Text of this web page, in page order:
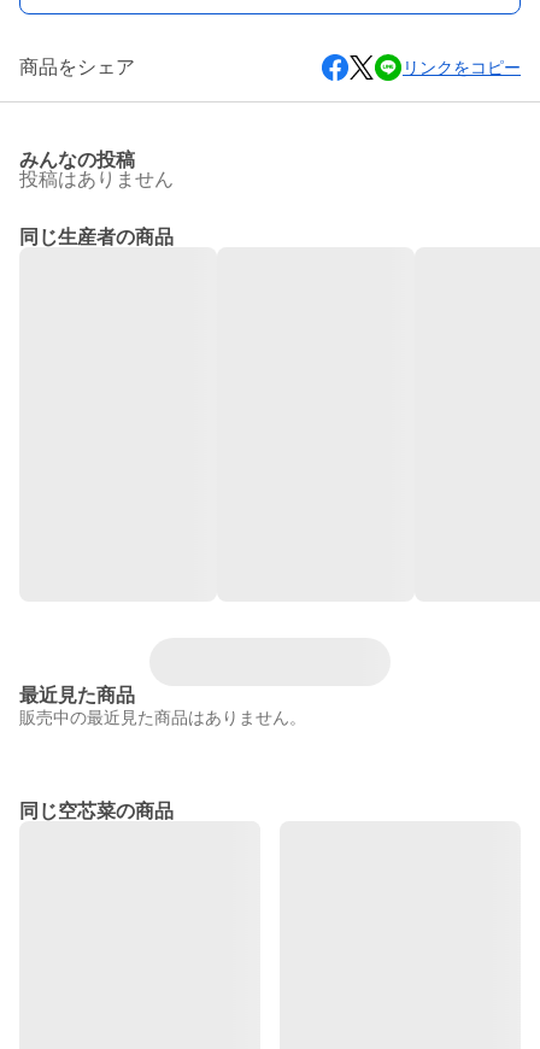
商品をシェア リンクをコピー
みんなの投稿
投稿はありません
同じ生産者の商品
最近見た商品
販売中の最近見た商品はありません。
同じ空芯菜の商品